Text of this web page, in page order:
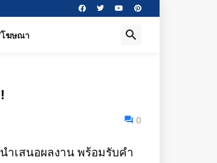
โฆษณา
0
เสนอผลงาน พร้อมรับคำ